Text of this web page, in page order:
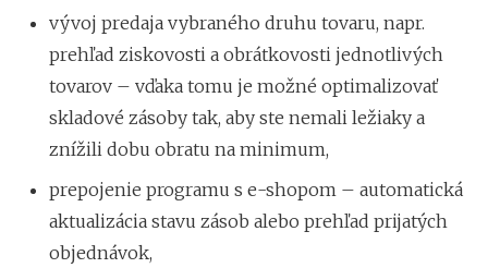
vývoj predaja vybraného druhu tovaru, napr.
prehľad ziskovosti a obrátkovosti jednotlivých
tovarov – vďaka tomu je možné optimalizovať
skladové zásoby tak, aby ste nemali ležiaky a
znížili dobu obratu na minimum,
prepojenie programu s e-shopom – automatická
aktualizácia stavu zásob alebo prehľad prijatých
objednávok,